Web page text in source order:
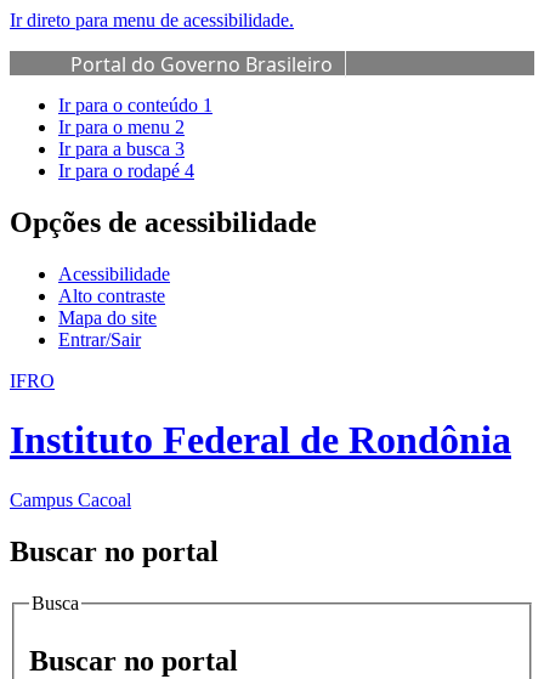
Ir direto para menu de acessibilidade.
Portal do Governo Brasileiro
Ir para o conteúdo 1
Ir para o menu 2
Ir para a busca 3
Ir para o rodapé 4
Opções de acessibilidade
Acessibilidade
Alto contraste
Mapa do site
Entrar/Sair
IFRO
Instituto Federal de Rondônia
Campus Cacoal
Buscar no portal
Busca
Buscar no portal